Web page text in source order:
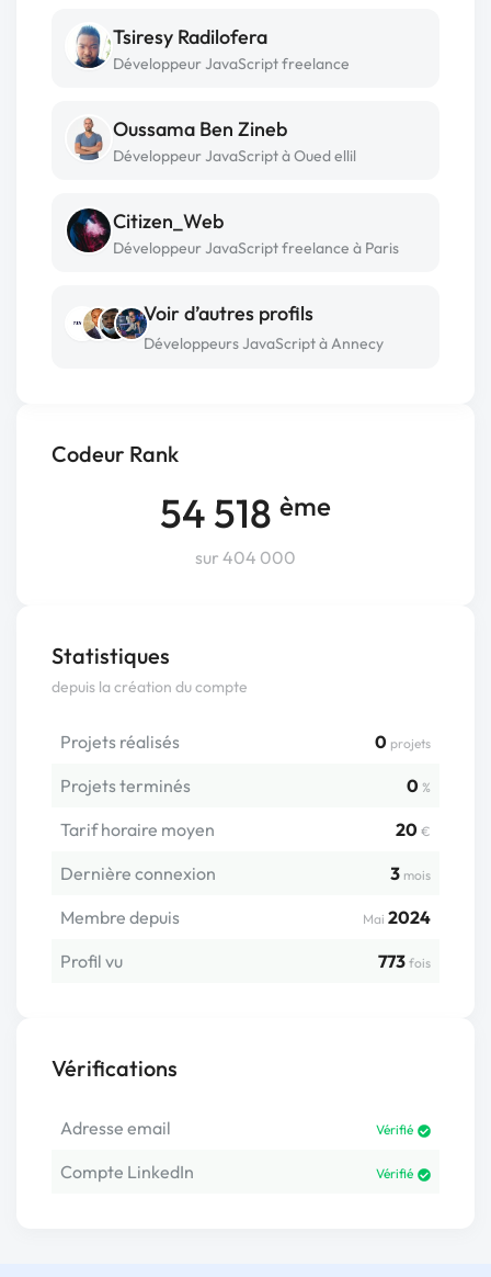
Codeur Rank
54 518 ème
sur 404 000
Statistiques
depuis la création du compte
Projets réalisés 0 projets
Projets terminés 0 %
Tarif horaire moyen 20 €
Dernière connexion 3 mois
Membre depuis Mai 2024
Profil vu
773 fois
Vérifications
Adresse email Vérifié
Compte LinkedIn Vérifié
Tsiresy Radilofera
Développeur JavaScript freelance
Oussama Ben Zineb
Développeur JavaScript à Oued ellil
Citizen_Web
Développeur JavaScript freelance à Paris
Voir d’autres profils
Développeurs JavaScript à Annecy